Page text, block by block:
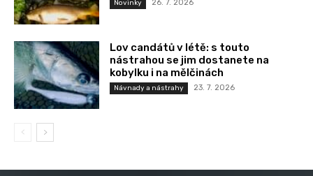
Novinky 26. 7. 2026
Lov candátů v létě: s touto
nástrahou se jim dostanete na
kobylku i na mělčinách
Návnady a nástrahy 23. 7. 2026